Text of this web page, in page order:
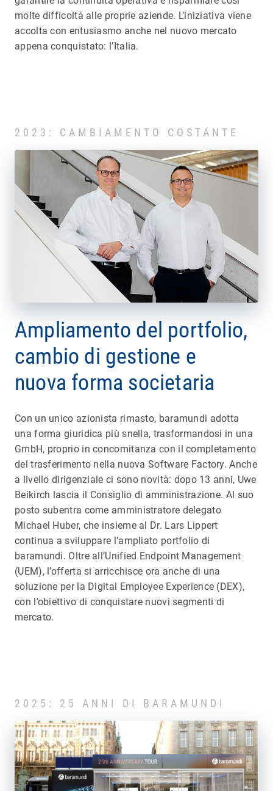
molte difficoltà alle proprie aziende. L’iniziativa viene
accolta con entusiasmo anche nel nuovo mercato
appena conquistato: l’Italia.
2023: CAMBIAMENTO COSTANTE
Ampliamento del portfolio,
cambio di gestione e
nuova forma societaria
Con un unico azionista rimasto, baramundi adotta
una forma giuridica più snella, trasformandosi in una
GmbH, proprio in concomitanza con il completamento
del trasferimento nella nuova Software Factory. Anche
a livello dirigenziale ci sono novità: dopo 13 anni, Uwe
Beikirch lascia il Consiglio di amministrazione. Al suo
posto subentra come amministratore delegato
Michael Huber, che insieme al Dr. Lars Lippert
continua a sviluppare l’ampliato portfolio di
baramundi. Oltre all’Unified Endpoint Management
(UEM), l’offerta si arricchisce ora anche di una
soluzione per la Digital Employee Experience (DEX),
con l’obiettivo di conquistare nuovi segmenti di
mercato.
2025: 25 ANNI DI BARAMUNDI